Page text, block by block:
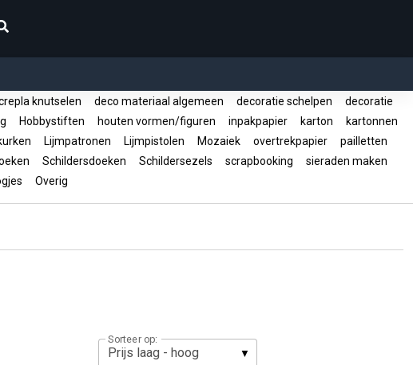
knutselen deco materiaal algemeen decoratie schelpen
decoratie
Hobbystiften houten vormen/figuren inpakpapier karton
kartonnen
Lijmpatronen Lijmpistolen Mozaiek overtrekpapier
pailletten
Schildersdoeken Schildersezels scrapbooking
sieraden maken
Overig
Sorteer op: